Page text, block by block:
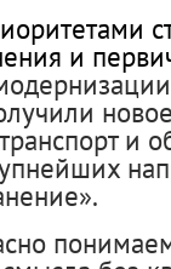
и
и